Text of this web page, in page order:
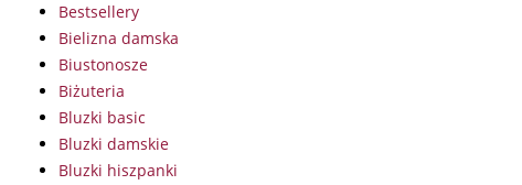
Bestsellery
Bielizna damska
Biustonosze
Biżuteria
Bluzki basic
Bluzki damskie
Bluzki hiszpanki